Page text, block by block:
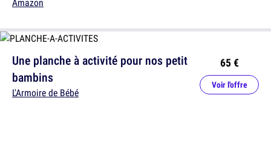
Une planche à activité pour nos petit
bambins
L'Armoire de Bébé
65 €
Voir l'offre